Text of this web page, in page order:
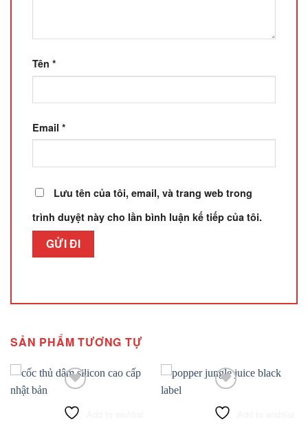
Tên *
Email *
Lưu tên của tôi, email, và trang web trong
trình duyệt này cho lần bình luận kế tiếp của tôi.
SẢN PHẨM TƯƠNG TỰ